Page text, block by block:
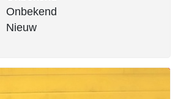
Onbekend
Nieuw